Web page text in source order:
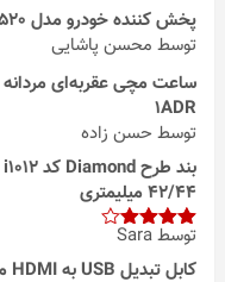
پخش کننده خودرو مدل 520-BT
توسط محسن پاشایی
1ADR
توسط حسن زاده
42/44 میلیمتری
امتیاز4
از 5
توسط Sara
کابل تبدیل USB به HDMI مدل 3in1 HDTV 7562